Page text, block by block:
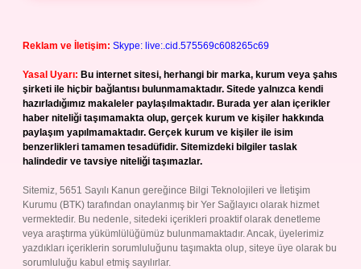
Reklam ve İletişim: Skype: live:.cid.575569c608265c69
Yasal Uyarı: Bu internet sitesi, herhangi bir marka, kurum veya şahıs
şirketi ile hiçbir bağlantısı bulunmamaktadır. Sitede yalnızca kendi
hazırladığımız makaleler paylaşılmaktadır. Burada yer alan içerikler
haber niteliği taşımamakta olup, gerçek kurum ve kişiler hakkında
paylaşım yapılmamaktadır. Gerçek kurum ve kişiler ile isim
benzerlikleri tamamen tesadüfidir. Sitemizdeki bilgiler taslak
halindedir ve tavsiye niteliği taşımazlar.
Sitemiz, 5651 Sayılı Kanun gereğince Bilgi Teknolojileri ve İletişim
Kurumu (BTK) tarafından onaylanmış bir Yer Sağlayıcı olarak hizmet
vermektedir. Bu nedenle, sitedeki içerikleri proaktif olarak denetleme
veya araştırma yükümlülüğümüz bulunmamaktadır. Ancak, üyelerimiz
yazdıkları içeriklerin sorumluluğunu taşımakta olup, siteye üye olarak bu
sorumluluğu kabul etmiş sayılırlar.